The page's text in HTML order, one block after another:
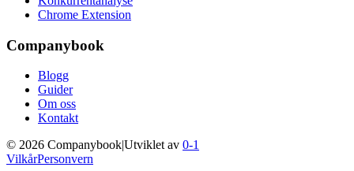
Chrome Extension
Companybook
Blogg
Guider
Om oss
Kontakt
© 2026 Companybook|Utviklet av 0-1
VilkårPersonvern